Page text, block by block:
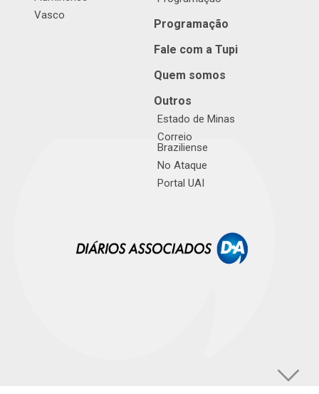
Vasco
Programação
Fale com a Tupi
Quem somos
Outros
Estado de Minas
Correio
Braziliense
No Ataque
Portal UAI